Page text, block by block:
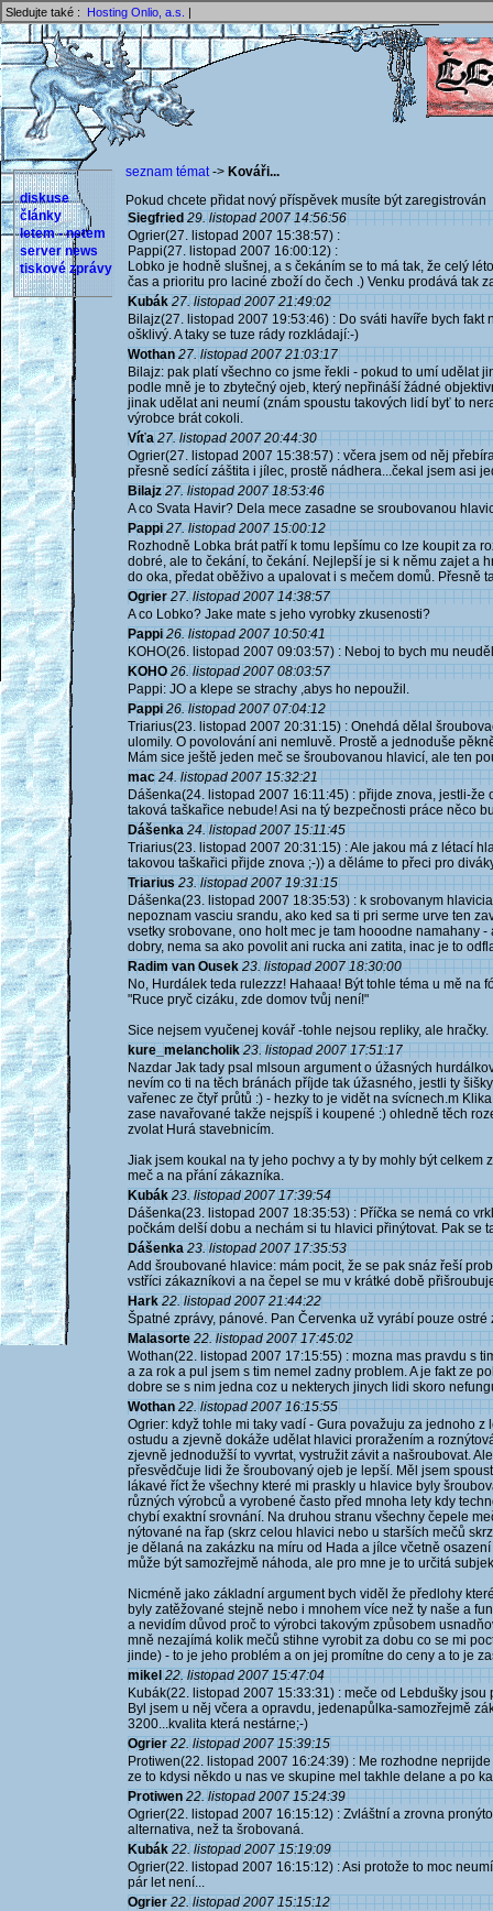
Sledujte také : Hosting Onlio, a.s. |
diskuse
články
letem - netem
server news
tiskové zprávy
seznam témat-> Kováři...
Pokud chcete přidat nový příspěvek musíte být
Siegfried 29. listopad 2007 14:56:56
Ogrier(27. listopad 2007 15:38:57) :
Pappi(27. listopad 2007 16:00:12) :
Lobko je hodně slušnej, a s čekáním se to má tak, že celý
čas a prioritu pro laciné zboží do čech .) Venku prodává tak
Kubák 27. listopad 2007 21:49:02
Bilajz(27. listopad 2007 19:53:46) : Do sváti havíře bych fakt
ošklivý. A taky se tuze rády rozkládají:-)
Wothan 27. listopad 2007 21:03:17
Bilajz: pak platí všechno co jsme řekli - pokud to umí udělat
podle mně je to zbytečný ojeb, který nepřináší žádné
jinak udělat ani neumí (znám spoustu takových lidí byť to
výrobce brát cokoli.
Víťa 27. listopad 2007 20:44:30
Ogrier(27. listopad 2007 15:38:57) : včera jsem od něj
přesně sedící záštita i jílec, prostě nádhera...čekal jsem asi
Bilajz 27. listopad 2007 18:53:46
A co Svata Havir? Dela mece zasadne se sroubovanou
Pappi 27. listopad 2007 15:00:12
Rozhodně Lobka brát patří k tomu lepšímu co lze koupit za
dobré, ale to čekání, to čekání. Nejlepší je si k němu zajet a
do oka, předat oběživo a upalovat i s mečem domů. Přesně
Ogrier 27. listopad 2007 14:38:57
A co Lobko? Jake mate s jeho vyrobky zkusenosti?
Pappi 26. listopad 2007 10:50:41
KOHO(26. listopad 2007 09:03:57) : Neboj to bych mu
KOHO 26. listopad 2007 08:03:57
Pappi: JO a klepe se strachy ,abys ho nepoužil.
Pappi 26. listopad 2007 07:04:12
Triarius(23. listopad 2007 20:31:15) : Onehdá dělal
ulomily. O povolování ani nemluvě. Prostě a jednoduše
Mám sice ještě jeden meč se šroubovanou hlavicí, ale ten
mac 24. listopad 2007 15:32:21
Dášenka(24. listopad 2007 16:11:45) : přijde znova, jestli-
taková taškařice nebude! Asi na tý bezpečnosti práce něco
Dášenka 24. listopad 2007 15:11:45
Triarius(23. listopad 2007 20:31:15) : Ale jakou má z létací
takovou taškařici přijde znova ;-)) a děláme to přeci pro
Triarius 23. listopad 2007 19:31:15
Dášenka(23. listopad 2007 18:35:53) : k srobovanym
nepoznam vasciu srandu, ako ked sa ti pri serme urve ten
vsetky srobovane, ono holt mec je tam hooodne namahany
dobry, nema sa ako povolit ani rucka ani zatita, inac je to
Radim van Ousek 23. listopad 2007 18:30:00
No, Hurdálek teda rulezzz! Hahaaa! Být tohle téma u mě na
"Ruce pryč cizáku, zde domov tvůj není!"
Sice nejsem vyučenej kovář -tohle nejsou repliky, ale
kure_melancholik 23. listopad 2007 17:51:17
Nazdar Jak tady psal mlsoun argument o úžasných
nevím co ti na těch bránách příjde tak úžasného, jestli ty
vařenec ze čtyř průtů :) - hezky to je vidět na svícnech.m
zase navařované takže nejspíš i koupené :) ohledně těch
zvolat Hurá stavebnicím.
Jiak jsem koukal na ty jeho pochvy a ty by mohly být
meč a na přání zákazníka.
Kubák 23. listopad 2007 17:39:54
Dášenka(23. listopad 2007 18:35:53) : Příčka se nemá co
počkám delší dobu a nechám si tu hlavici přinýtovat. Pak se
Dášenka 23. listopad 2007 17:35:53
Add šroubované hlavice: mám pocit, že se pak snáz řeší
vstříci zákazníkovi a na čepel se mu v krátké době
Hark 22. listopad 2007 21:44:22
Špatné zprávy, pánové. Pan Červenka už vyrábí pouze ostré
Malasorte 22. listopad 2007 17:45:02
Wothan(22. listopad 2007 17:15:55) : mozna mas pravdu s
a za rok a pul jsem s tim nemel zadny problem. A je fakt ze
dobre se s nim jedna coz u nekterych jinych lidi skoro
Wothan 22. listopad 2007 16:15:55
Ogrier: když tohle mi taky vadí - Gura považuju za jednoho
ostudu a zjevně dokáže udělat hlavici proražením a
zjevně jednodužší to vyvrtat, vystružit závit a našroubovat.
přesvědčuje lidi že šroubovaný ojeb je lepší. Měl jsem
lákavé říct že všechny které mi praskly u hlavice byly
různých výrobců a vyrobené často před mnoha lety kdy
chybí exaktní srovnání. Na druhou stranu všechny čepele
nýtované na řap (skrz celou hlavici nebo u starších mečů
je dělaná na zakázku na míru od Hada a jílce včetně
může být samozřejmě náhoda, ale pro mne je to určitá
Nicméně jako základní argument bych viděl že předlohy
byly zatěžované stejně nebo i mnohem více než ty naše a
a nevidím důvod proč to výrobci takovým způsobem
mně nezajímá kolik mečů stihne vyrobit za dobu co se mi
jinde) - to je jeho problém a on jej promítne do ceny a to je
mikel 22. listopad 2007 15:47:04
Kubák(22. listopad 2007 15:33:31) : meče od Lebdušky
Byl jsem u něj včera a opravdu, jedenapůlka-samozřejmě
3200...kvalita která nestárne;-)
Ogrier 22. listopad 2007 15:39:15
Protiwen(22. listopad 2007 16:24:39) : Me rozhodne
ze to kdysi někdo u nas ve skupine mel takhle delane a po
Protiwen 22. listopad 2007 15:24:39
Ogrier(22. listopad 2007 16:15:12) : Zvláštní a zrovna
alternativa, než ta šrobovaná.
Kubák 22. listopad 2007 15:19:09
Ogrier(22. listopad 2007 16:15:12) : Asi protože to moc
pár let není...
Ogrier 22. listopad 2007 15:15:12